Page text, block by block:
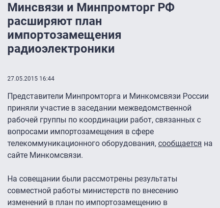
Минсвязи и Минпромторг РФ
расширяют план
импортозамещения
радиоэлектроники
27.05.2015 16:44
Представители Минпромторга и Минкомсвязи России
приняли участие в заседании межведомственной
рабочей группы по координации работ, связанных с
вопросами импортозамещения в сфере
телекоммуникационного оборудования, сообщается на
сайте Минкомсвязи.
На совещании были рассмотрены результаты
совместной работы министерств по внесению
изменений в план по импортозамещению в